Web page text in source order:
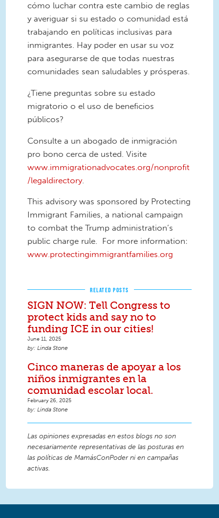
cómo luchar contra este cambio de reglas
y averiguar si su estado o comunidad está
trabajando en políticas inclusivas para
inmigrantes. Hay poder en usar su voz
para asegurarse de que todas nuestras
comunidades sean saludables y prósperas.
¿Tiene preguntas sobre su estado
migratorio o el uso de beneficios
públicos?
Consulte a un abogado de inmigración
pro bono cerca de usted. Visite
www.immigrationadvocates.org/nonprofit
/legaldirectory.
This advisory was sponsored by Protecting
Immigrant Families, a national campaign
to combat the Trump administration’s
public charge rule. For more information:
www.protectingimmigrantfamilies.org
RELATED POSTS
SIGN NOW: Tell Congress to
protect kids and say no to
funding ICE in our cities!
June 11, 2025
Linda Stone
Cinco maneras de apoyar a los
niños inmigrantes en la
comunidad escolar local.
February 26, 2025
Linda Stone
Las opiniones expresadas en estos blogs no son
necesariamente representativas de las posturas en
las políticas de MamásConPoder ni en campañas
activas.